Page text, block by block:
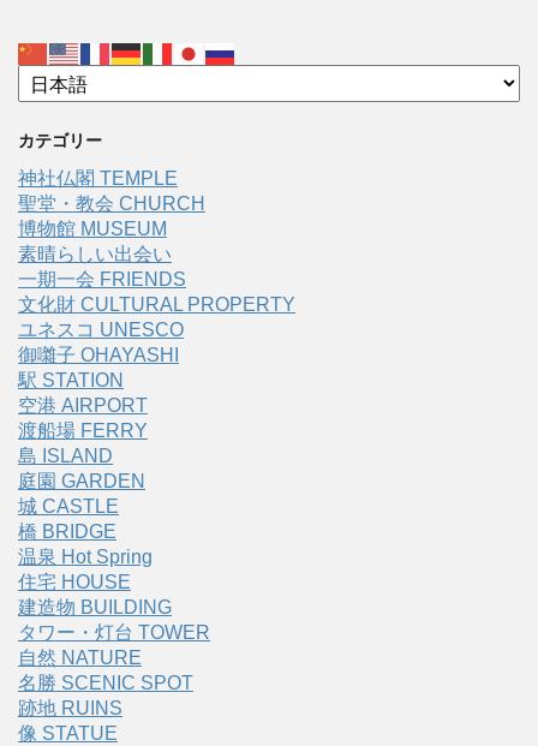
カテゴリー
神社仏閣 TEMPLE
聖堂・教会 CHURCH
博物館 MUSEUM
素晴らしい出会い
一期一会 FRIENDS
文化財 CULTURAL PROPERTY
ユネスコ UNESCO
御囃子 OHAYASHI
駅 STATION
空港 AIRPORT
渡船場 FERRY
島 ISLAND
庭園 GARDEN
城 CASTLE
橋 BRIDGE
温泉 Hot Spring
住宅 HOUSE
建造物 BUILDING
タワー・灯台 TOWER
自然 NATURE
名勝 SCENIC SPOT
跡地 RUINS
像 STATUE